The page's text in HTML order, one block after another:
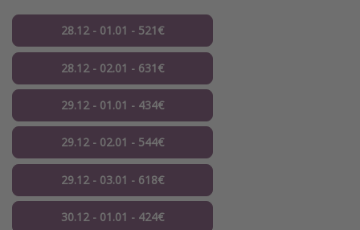
28.12 - 01.01 - 521€
28.12 - 02.01 - 631€
29.12 - 01.01 - 434€
29.12 - 02.01 - 544€
29.12 - 03.01 - 618€
30.12 - 01.01 - 424€